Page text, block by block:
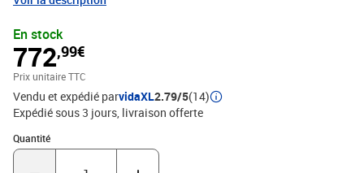
la résine tressée, également connue sous le nom de poly rotin, est
un matériau synthétique solide et nécessitant peu d'entretien qui
ressemble au rotin naturel. Il est léger, facile à nettoyer et
couramment utilisé pour les meubles d'extérieur en raison de sa
durabilité et de ses propriétés de résistance aux
intempéries.Expérience d'assise confortable : ce mobilier
d'extérieur, doté de coussins épais, offre une expérience d'assise
confortable.Dessus en verre : le dessus de la table d'extérieur est
En stock
772,99€
Prix unitaire TTC
Vendu et expédié parvidaXL2.79/5(14)
Expédié sous 3 jours livraison offerte
Quantité
Quantité : 1